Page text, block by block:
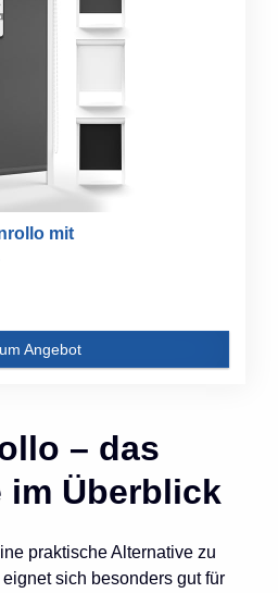
mit
Angebot
– das
Überblick
praktische Alternative zu
sich besonders gut für